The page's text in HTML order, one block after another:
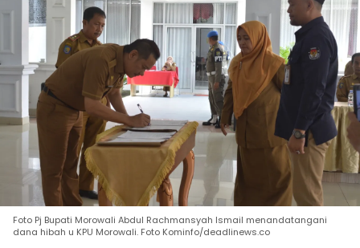
Foto Pj Bupati Morowali Abdul Rachmansyah Ismail menandatangani
dana hibah u KPU Morowali. Foto Kominfo/deadlinews.co